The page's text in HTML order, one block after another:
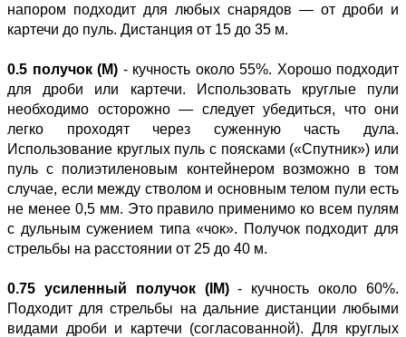
напором подходит для любых снарядов — от дроби и
картечи до пуль. Дистанция от 15 до 35 м.
0.5 получок (M) - кучность около 55%. Хорошо подходит
для дроби или картечи. Использовать круглые пули
необходимо осторожно — следует убедиться, что они
легко проходят через суженную часть дула.
Использование круглых пуль с поясками («Спутник») или
пуль с полиэтиленовым контейнером возможно в том
случае, если между стволом и основным телом пули есть
не менее 0,5 мм. Это правило применимо ко всем пулям
с дульным сужением типа «чок». Получок подходит для
стрельбы на расстоянии от 25 до 40 м.
0.75 усиленный получок (IM)- кучность около 60%.
Подходит для стрельбы на дальние дистанции любыми
видами дроби и картечи (согласованной). Для круглых